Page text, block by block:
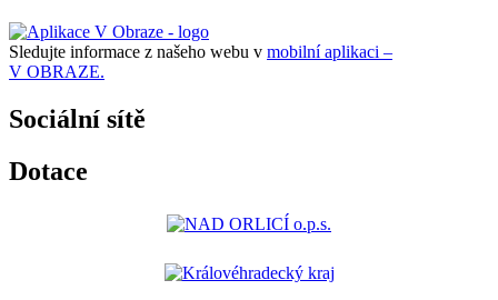
Sledujte informace z našeho webu v mobilní aplikaci –
V OBRAZE.
Sociální sítě
Dotace